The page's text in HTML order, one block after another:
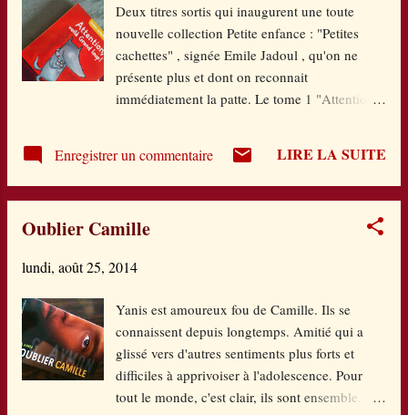
scolarité. Les promesses du père, il n'y croit
plus. Mais il reste. C'est plus fort que lui. Il ne
cherche même plus à en trouver les raisons.
C'est une vie de grande liberté mais de grande
solitude, malgré l'amitié bienfaisante de son
deviennent les parents de leur propres parents.
Deux titres sortis qui inaugurent une toute
nouvelle collection Petite enfance : "Petites
cachettes" , signée Emile Jadoul , qu'on ne
présente plus et dont on reconnait
immédiatement la patte. Le tome 1 "Attention,
cache-cache avec son panier. Il y met tout ce
qu'il trouve...Et hop, un lapin par ici, un
va-t-il les croquer ? Pas si sûr... Le tome 2
beaucoup neigé et Gros ours s'en retourne chez
lapin, deux petits oiseaux et trois petites souris,
tous transis de froid. Et rien de tel qu'un bon
chocolat chaud pour se réchauffer... Des petits
cartonnés tendres à souhait, colorés et ludiques
avec des rabats à soulever, bien solides pour les
Enregistrer un commentaire LIRE LA SUITE
Oublier Camille
lundi, août 25, 2014
Yanis est amoureux fou de Camille. Ils se
connaissent depuis longtemps. Amitié qui a
glissé vers d'autres sentiments plus forts et
difficiles à apprivoiser à l'adolescence. Pour
tout le monde, c'est clair, ils sont ensemble.